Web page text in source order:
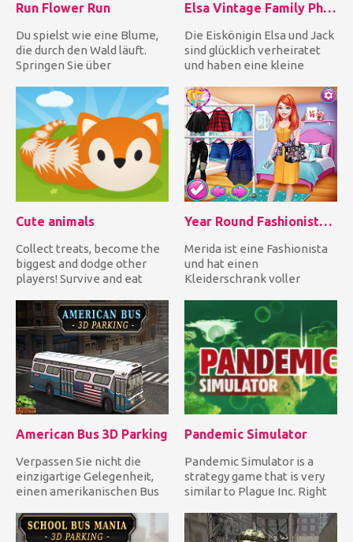
Run Flower Run
Du spielst wie eine Blume,
die durch den Wald läuft.
Springen Sie über
sog...
Elsa Vintage Family Photo
Die Eiskönigin Elsa und Jack
sind glücklich verheiratet
und haben eine kleine
Cute animals
Collect treats, become the
biggest and dodge other
players! Survive and eat
Year Round Fashionista: Merida
Merida ist eine Fashionista
und hat einen
Kleiderschrank voller
American Bus 3D Parking
Verpassen Sie nicht die
einzigartige Gelegenheit,
einen amerikanischen Bus
Pandemic Simulator
Pandemic Simulator is a
strategy game that is very
similar to Plague Inc. Right